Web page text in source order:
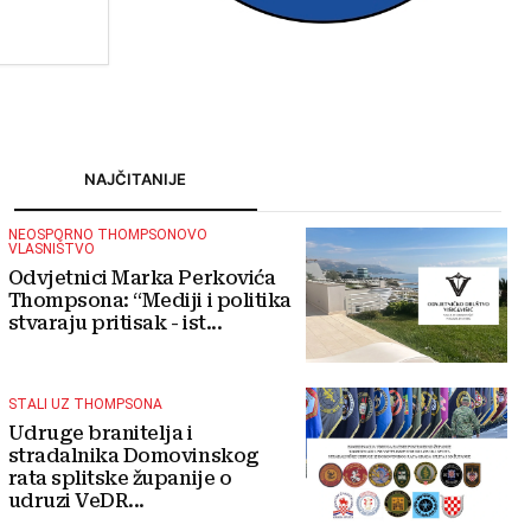
NAJČITANIJE
NEOSPORNO THOMPSONOVO
VLASNIŠTVO
Odvjetnici Marka Perkovića
Thompsona: “Mediji i politika
stvaraju pritisak - ist...
STALI UZ THOMPSONA
Udruge branitelja i
stradalnika Domovinskog
rata splitske županije o
udruzi VeDR...